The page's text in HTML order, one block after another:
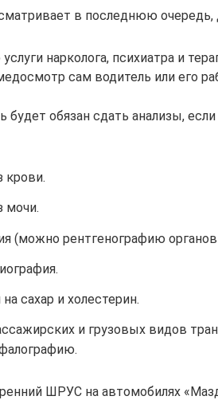
в последнюю очередь,
нарколога, психиатра и
сам водитель или его
будет обязан сдать анализы,
крови.
мочи.
(можно рентгенографию органов
сахар и холестерин.
и грузовых видов
ШРУС на автомобилях